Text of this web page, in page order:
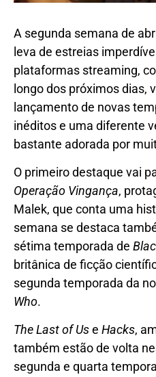
A segunda semana de
leva de estreias
plataformas streaming,
longo dos próximos dias,
lançamento de novas
inéditos e uma diferente
bastante adorada por
O primeiro destaque vai
Operação Vingança,
Malek, que conta uma
semana se destaca
sétima temporada de
britânica de ficção
segunda temporada da
Who.
The Last of Use Hacks,
também estão de volta
segunda e quarta